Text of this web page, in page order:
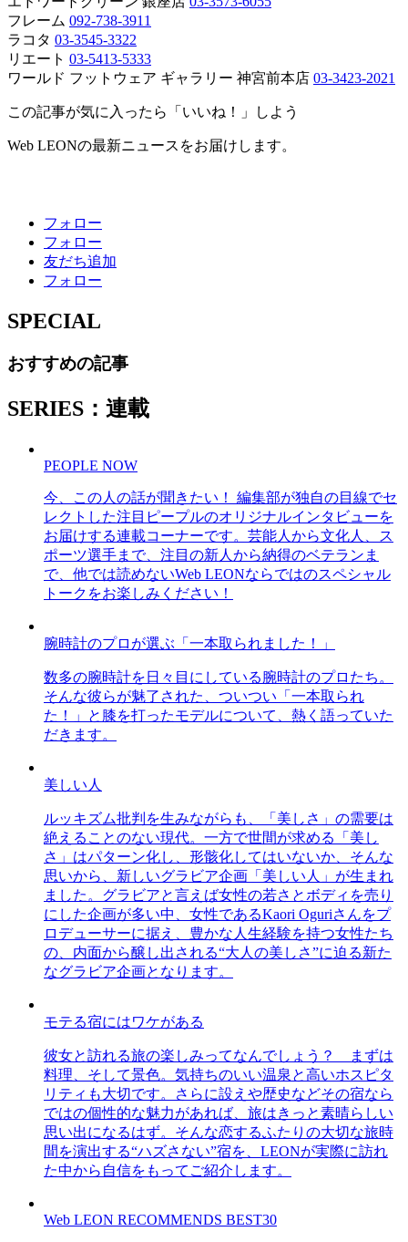
フレーム 092-738-3911
ラコタ 03-3545-3322
リエート 03-5413-5333
ワールド フットウェア ギャラリー 神宮前本店 03-3423-2021
この記事が気に入ったら「いいね！」しよう
Web LEONの最新ニュースをお届けします。
フォロー
フォロー
友だち追加
フォロー
SPECIAL
おすすめの記事
SERIES：連載
PEOPLE NOW
今、この人の話が聞きたい！ 編集部が独自の目線でセ
レクトした注目ピープルのオリジナルインタビューを
お届けする連載コーナーです。芸能人から文化人、ス
ポーツ選手まで、注目の新人から納得のベテランま
で、他では読めないWeb LEONならではのスペシャル
トークをお楽しみください！
腕時計のプロが選ぶ「一本取られました！」
数多の腕時計を日々目にしている腕時計のプロたち。
そんな彼らが魅了された、ついつい「一本取られ
た！」と膝を打ったモデルについて、熱く語っていた
だきます。
美しい人
ルッキズム批判を生みながらも、「美しさ」の需要は
絶えることのない現代。一方で世間が求める「美し
さ」はパターン化し、形骸化してはいないか、そんな
思いから、新しいグラビア企画「美しい人」が生まれ
ました。グラビアと言えば女性の若さとボディを売り
にした企画が多い中、女性であるKaori Oguriさんをプ
ロデューサーに据え、豊かな人生経験を持つ女性たち
の、内面から醸し出される“大人の美しさ”に迫る新た
なグラビア企画となります。
モテる宿にはワケがある
彼女と訪れる旅の楽しみってなんでしょう？ まずは
料理、そして景色。気持ちのいい温泉と高いホスピタ
リティも大切です。さらに設えや歴史などその宿なら
ではの個性的な魅力があれば、旅はきっと素晴らしい
思い出になるはず。そんな恋するふたりの大切な旅時
間を演出する“ハズさない”宿を、LEONが実際に訪れ
た中から自信をもってご紹介します。
Web LEON RECOMMENDS BEST30